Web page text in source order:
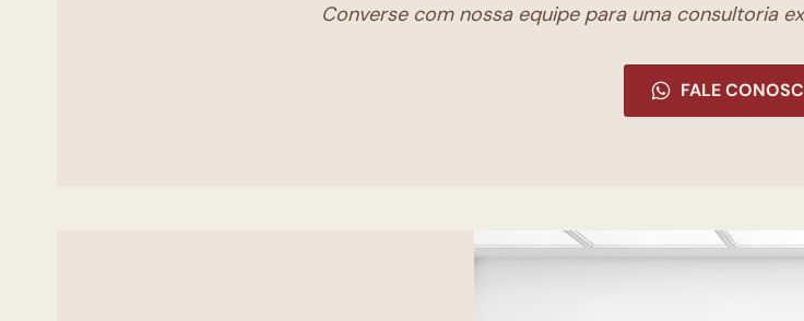
Converse com nossa equipe para uma consultoria
FALE